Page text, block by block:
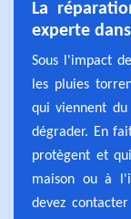
La
experte
Sous l'impact
les pluies
qui viennent
dégrader. En
protègent et
maison ou à
devez